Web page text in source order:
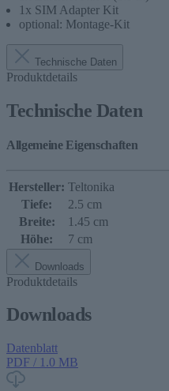
1x SIM Adapter Kit
optional: Montage-Kit
Technische Daten
Produktdetails
Technische Daten
Allgemeine Eigenschaften
Hersteller: Teltonika
Tiefe:
2.5 cm
Breite:
1.45 cm
Höhe:
7 cm
Downloads
Produktdetails
Downloads
Datenblatt
PDF / 1.0 MB